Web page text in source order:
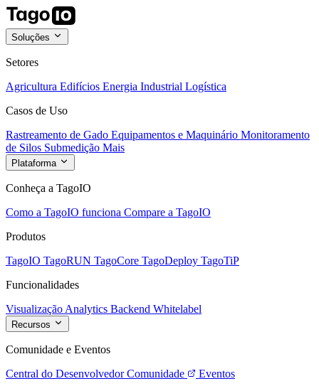
Soluções
Setores
Agricultura Edifícios Energia Industrial Logística
Casos de Uso
Rastreamento de Gado Equipamentos e Maquinário Monitoramento
de Silos Submedição Mais
Plataforma
Conheça a TagoIO
Como a TagoIO funciona Compare a TagoIO
Produtos
TagoIO TagoRUN TagoCore TagoDeploy TagoTiP
Funcionalidades
Visualização Analytics Backend Whitelabel
Recursos
Comunidade e Eventos
Central do Desenvolvedor Comunidade
Eventos